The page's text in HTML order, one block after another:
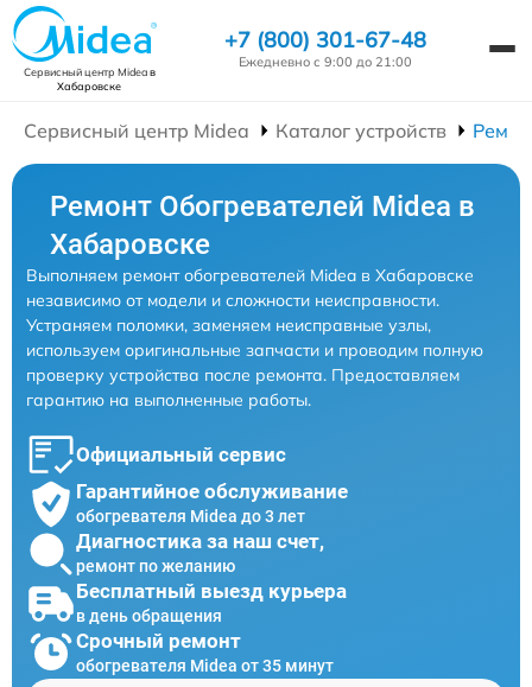
Сервисный центр Mideaв
Хабаровске
+7 (800) 301-67-48
Ежедневно с 9:00 до 21:00
Сервисный центр Midea Каталог устройств
Ремонт Обогревателей Midea в
Хабаровске
Выполняем ремонт обогревателей Midea в Хабаровске
независимо от модели и сложности неисправности.
Устраняем поломки, заменяем неисправные узлы,
используем оригинальные запчасти и проводим полную
проверку устройства после ремонта. Предоставляем
гарантию на выполненные работы.
Официальный сервис
Гарантийное обслуживание
обогревателя Midea до 3 лет
Диагностика за наш счет,
ремонт по желанию
Бесплатный выезд курьера
в день обращения
Срочный ремонт
обогревателя Midea от 35 минут